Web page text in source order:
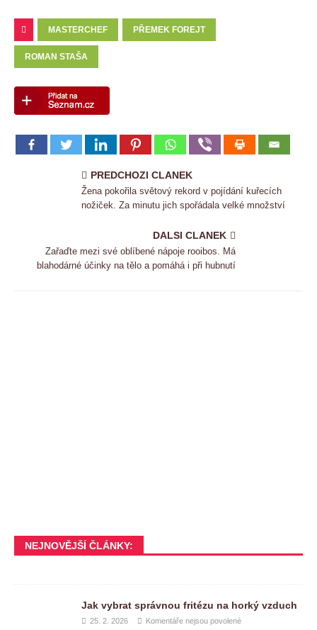
MASTERCHEF PŘEMEK FOREJT
ROMAN STAŠA
PREDCHOZI CLANEK
Žena pokořila světový rekord v pojídání kuřecích
nožiček. Za minutu jich spořádala velké množství
DALSI CLANEK
Zařaďte mezi své oblíbené nápoje rooibos. Má
blahodárné účinky na tělo a pomáhá i při hubnutí
NEJNOVĚJŠÍ ČLÁNKY:
Jak vybrat správnou fritézu na horký vzduch
25. 2. 2026 Komentáře nejsou povolené